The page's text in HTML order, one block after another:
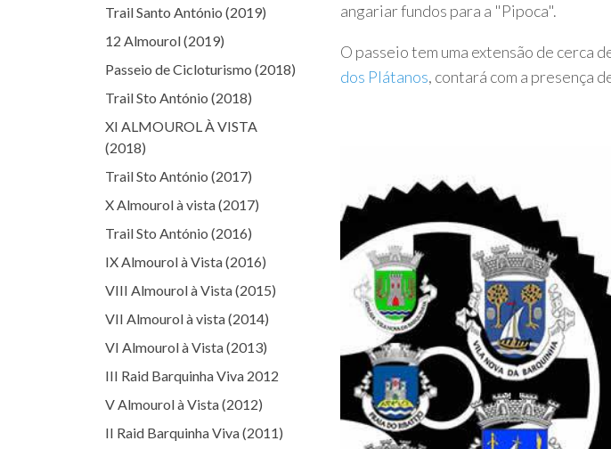
angariar fundos para a "Pipoca".
O passeio tem uma extensão de cerca
dos Plátanos, contará com a presença
Trail Santo António (2019)
12 Almourol (2019)
Passeio de Cicloturismo (2018)
Trail Sto António (2018)
XI ALMOUROL À VISTA
(2018)
Trail Sto António (2017)
X Almourol à vista (2017)
Trail Sto António (2016)
IX Almourol à Vista (2016)
VIII Almourol à Vista (2015)
VII Almourol à vista (2014)
VI Almourol à Vista (2013)
III Raid Barquinha Viva 2012
V Almourol à Vista (2012)
II Raid Barquinha Viva (2011)